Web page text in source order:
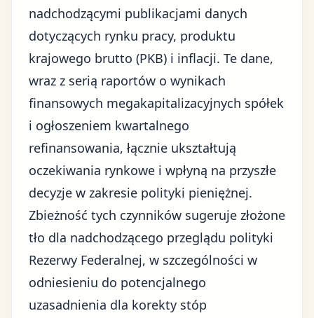
nadchodzącymi publikacjami danych
dotyczących rynku pracy, produktu
krajowego brutto (PKB) i inflacji. Te dane,
wraz z serią raportów o wynikach
finansowych megakapitalizacyjnych spółek
i ogłoszeniem kwartalnego
refinansowania, łącznie ukształtują
oczekiwania rynkowe i wpłyną na przyszłe
decyzje w zakresie polityki pieniężnej.
Zbieżność tych czynników sugeruje złożone
tło dla nadchodzącego przeglądu polityki
Rezerwy Federalnej, w szczególności w
odniesieniu do potencjalnego
uzasadnienia dla korekty stóp